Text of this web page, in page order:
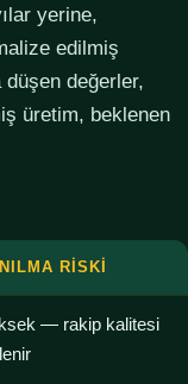
yerine,
edilmiş
değerler,
üretim, beklenen
RISKI
— rakip kalitesi